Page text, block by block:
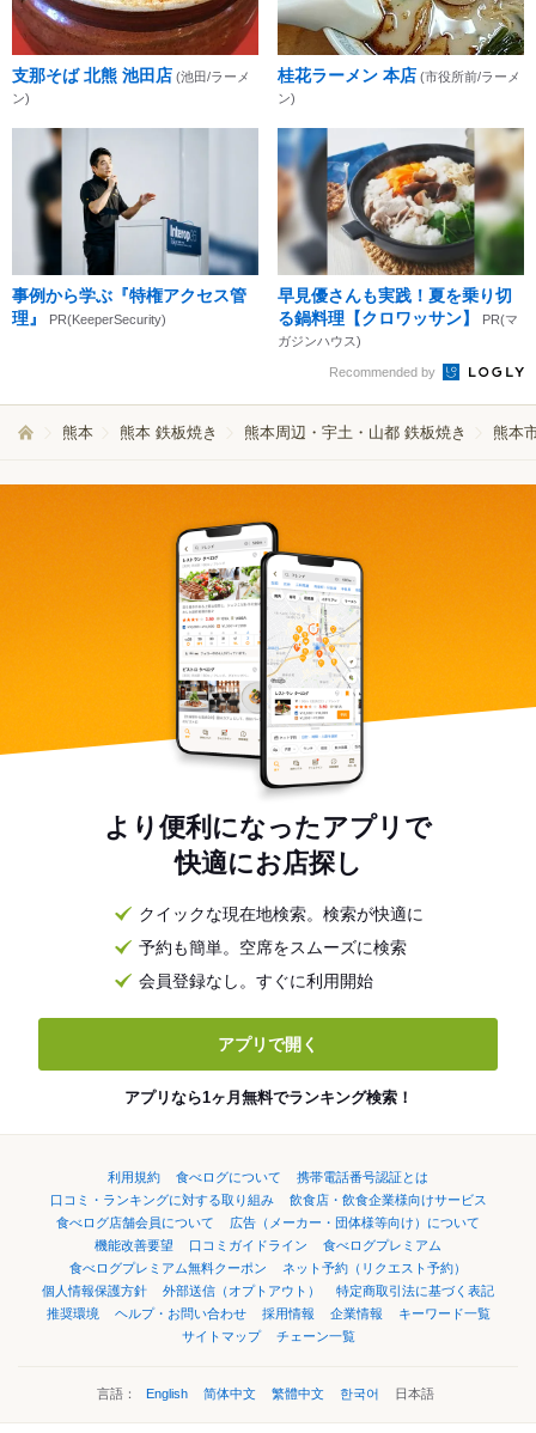
支那そば 北熊 池田店 (池田/ラーメ
ン)
桂花ラーメン 本店 (市役所前/ラーメ
ン)
事例から学ぶ『特権アクセス管
理』
PR(KeeperSecurity)
早見優さんも実践！夏を乗り切
る鍋料理【クロワッサン】
PR(マ
ガジンハウス)
Recommended by
熊本 熊本 鉄板焼き 熊本周辺・宇土・山都 鉄板焼き 熊本
より便利になったアプリで
快適にお店探し
クイックな現在地検索。検索が快適に
予約も簡単。空席をスムーズに検索
会員登録なし。すぐに利用開始
アプリで開く
アプリなら1ヶ月無料でランキング検索！
利用規約 食べログについて
携帯電話番号認証とは
口コミ・ランキングに対する取り組み
飲食店・飲食企業様向けサービス
食べログ店舗会員について
広告（メーカー・団体様等向け）について
機能改善要望
口コミガイドライン
食べログプレミアム
食べログプレミアム無料クーポン
ネット予約（リクエスト予約）
個人情報保護方針
外部送信（オプトアウト）
特定商取引法に基づく表記
推奨環境
ヘルプ・お問い合わせ 採用情報 企業情報
キーワード一覧
サイトマップ
チェーン一覧
言語： English 简体中文 繁體中文 한국어 日本語